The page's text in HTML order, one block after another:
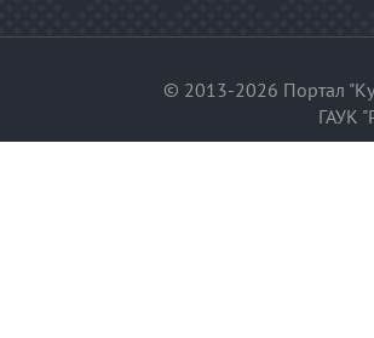
© 2013-2026 Портал
ГАУК